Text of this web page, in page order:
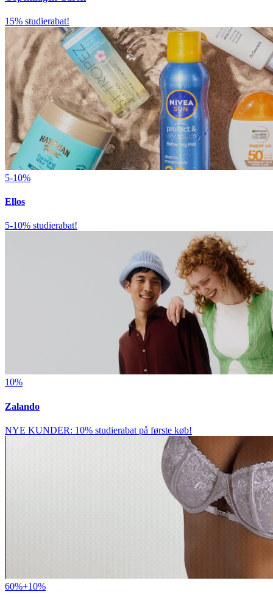
15% studierabat!
5-10%
Ellos
5-10% studierabat!
10%
Zalando
NYE KUNDER: 10% studierabat på første køb!
60%+10%